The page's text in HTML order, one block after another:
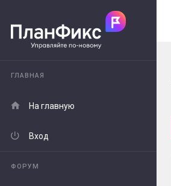
ГЛАВНАЯ
На главную
Вход
ФОРУМ